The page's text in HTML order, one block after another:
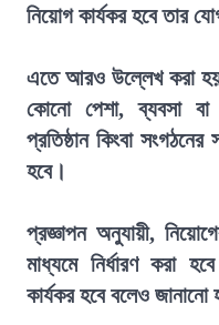
নিয়োগ কার্যকর হবে তার
এতে আরও উল্লেখ করা
কোনো পেশা, ব্যবসা বা
প্রতিষ্ঠান কিংবা সংগঠনের
হবে।
প্রজ্ঞাপন অনুযায়ী,
মাধ্যমে নির্ধারণ করা
কার্যকর হবে বলেও জানানো